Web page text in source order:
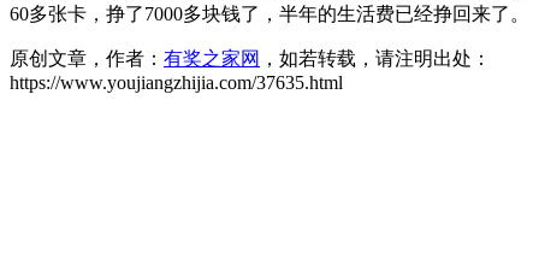
60多张卡，挣了7000多块钱了，半年的生活费已经挣回来了。
原创文章，作者： 有奖之家网 ，如若转载，请注明出处：
https://www.youjiangzhijia.com/37635.html